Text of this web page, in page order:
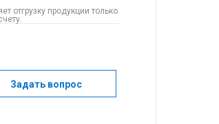
отгрузку продукции только
Задать вопрос